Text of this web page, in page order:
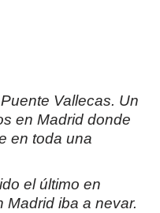
Vallecas. Un
en Madrid donde
en toda una
el último en
Madrid iba a nevar.